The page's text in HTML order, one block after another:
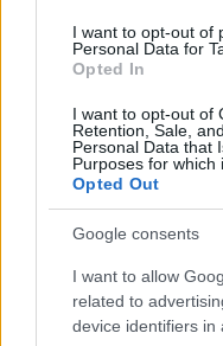
I want to opt-out of
Personal Data for
Opted In
I want to opt-out of
Retention, Sale,
Personal Data that
Purposes for which
Opted Out
Google consents
I want to allow
related to
device identifiers in
Tendencias de
pisando fuerte